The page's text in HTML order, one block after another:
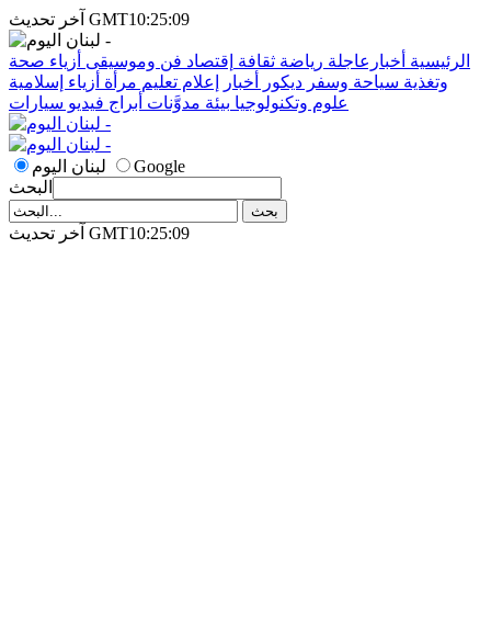
آخر تحديث GMT10:25:09
الرئيسية أخبارعاجلة رياضة ثقافة إقتصاد فن وموسيقى أزياء صحة
وتغذية سياحة وسفر ديكور أخبار إعلام تعليم مرأة أزياء إسلامية
علوم وتكنولوجيا بيئة مدوَّنات أبراج فيديو سيارات
لبنان اليوم
Google
البحث
آخر تحديث GMT10:25:09